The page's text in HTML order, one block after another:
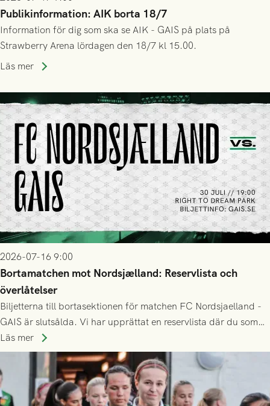
Publikinformation: AIK borta 18/7
Information för dig som ska se AIK - GAIS på plats på
Strawberry Arena lördagen den 18/7 kl 15.00.
Läs mer
2026-07-16 9:00
Bortamatchen mot Nordsjælland: Reservlista och
överlåtelser
Biljetterna till bortasektionen för matchen FC Nordsjaelland -
GAIS är slutsålda. Vi har upprättat en reservlista där du som
ännu inte har någon biljett kan anmäla ditt intresse. Du kan
inte själv överlåta din biljett till någon annan.
Läs mer